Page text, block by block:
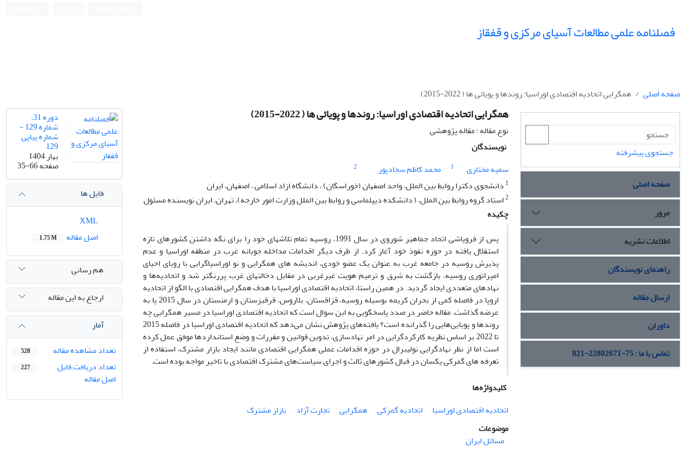
فصلنامه علمی مطالعات آسیای مرکزی و قفقاز
صفحه اصلی همگرایی اتحادیه اقتصادی اوراسیا: روندها و پویائی ها ( 2022-2015)
همگرایی اتحادیه اقتصادی اوراسیا: روندها و پویائی ها ( 2022-2015)
نوع مقاله : مقاله پژوهشی
نویسندگان
سمیه مختاری
1 محمد کاظم سجادپور
2
1 دانشجوی دکترا روابط بین الملل، واحد اصفهان (خوراسگان) ، دانشگاه ازاد اسلامی ، اصفهان، ایران
2استاد گروه روابط بین الملل، ( دانشکده دیپلماسی و روابط بین الملل وزارت امور خارجه)، تهران، ایران نویسنده مسئول
چکیده
پس از فروپاشی اتحاد جماهیر شوروی در سال 1991، روسیه تمام تلاشهای خود را برای نگه داشتن کشورهای تازه
استقلال یافته در حوزه نفوذ خود آغاز کرد. از طرف دیگر اقدامات مداخله جویانه غرب در منطقه اوراسیا و عدم
پذیرش روسیه در جامعه غرب به عنوان یک عضو خودی، اندیشه های همگرایی و نو اوراسیاگرایی با رویای احیای
امپراتوری روسیه، بازگشت به شرق و ترمیم هویت غیرغربی در مقابل دخالتهای غرب پررنگتر شد و اتحادیه‌ها و
نهادهای متعددی ایجاد گردید. در همین راستا، اتحادیه اقتصادی اوراسیا با هدف همگرایی اقتصادی با الگو از اتحادیه
اروپا در فاصله کمی از بحران کریمه بوسیله روسیه، قزاقستان، بلاروس، قرقیزستان و ارمنستان در سال 2015 پا به
عرضه گذاشت. مقاله حاضر در صدد پاسخگویی به این سوال است که اتحادیه اقتصادی اوراسیا در مسیر همگرایی چه
روندها و پویایی‌هایی را گذرانده است؟ یافته‌های پژوهش نشان می‌دهد که اتحادیه اقتصادی اوراسیا در فاصله 2015
تا 2022 بر اساس نظریه کارکردگرایی در امر نهادسازی، تدوین قوانین و مقررات و وضع استانداردها موفق عمل کرده
است اما از نظر نهادگرایی نولیبرال در حوزه اقدامات عملی همگرایی اقتصادی مانند ایجاد بازار مشترک، استفاده از
تعرفه های گمرکی یکسان در قبال کشورهای ثالث و اجرای سیاست‌های مشترک اقتصادی با تاخیر مواجه بوده است.
کلیدواژه‌ها
اتحادیه اقتصادی اوراسیا
اتحادیه گمرکی همگرایی تجارت آزاد
بازار مشترک
موضوعات
مسائل ایران
دوره 31،
شماره 129 -
شماره پیاپی
129
بهار 1404
صفحه35-66
فایل ها
اصل مقاله
1.75 M
هم رسانی
ارجاع به این مقاله
آمار
تعداد مشاهده مقاله
528
تعداد دریافت فایل
اصل مقاله
227
جستجوی پیشرفته
صفحه اصلی
مرور
اطلاعات نشریه
راهنمای نویسندگان
ارسال مقاله
داوران
تماس با ما : 75-22802671-021